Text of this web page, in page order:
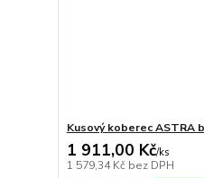
Kusový koberec ASTRA
1 911,00 Kč/ks
1 579,34 Kč bez DPH